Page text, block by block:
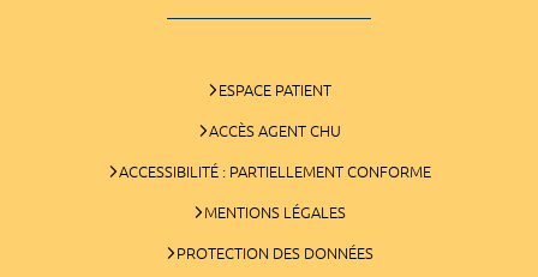
ESPACE PATIENT
ACCÈS AGENT CHU
ACCESSIBILITÉ : PARTIELLEMENT CONFORME
MENTIONS LÉGALES
PROTECTION DES DONNÉES